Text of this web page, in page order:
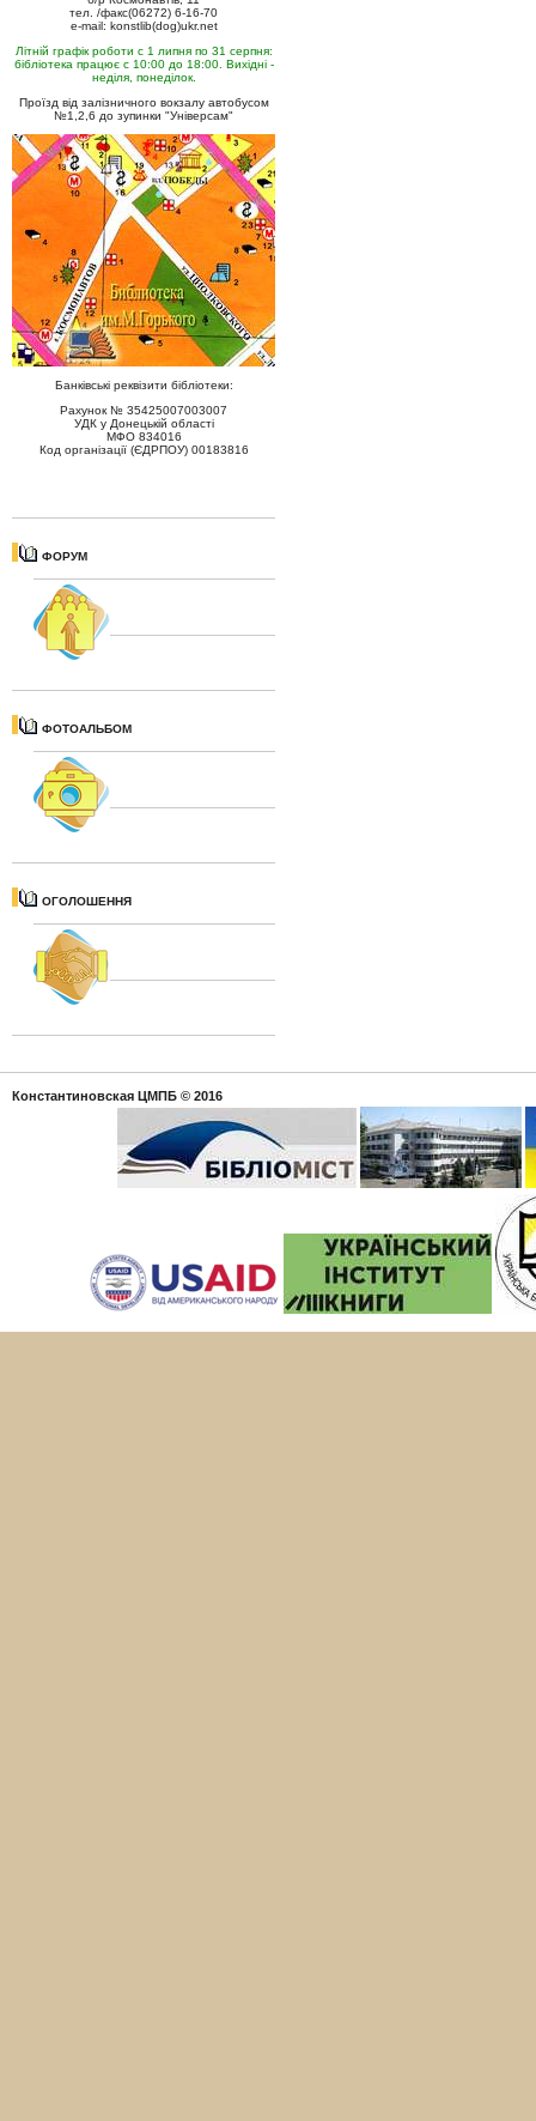
тел. /факс(06272) 6-16-70
e-mail: konstlib(dog)ukr.net
Літній графік роботи с 1 липня по 31 серпня:
бібліотека працює с 10:00 до 18:00. Вихідні -
неділя, понеділок.
Проїзд від залізничного вокзалу автобусом
№1,2,6 до зупинки "Універсам"
Банківські реквізити бібліотеки:
Рахунок № 35425007003007
УДК у Донецькій області
МФО 834016
Код організації (ЄДРПОУ) 00183816
ФОРУМ
ФОТОАЛЬБОМ
ОГОЛОШЕННЯ
Константиновская ЦМПБ © 2016